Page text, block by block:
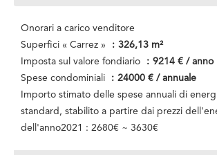
Onorari a carico venditore
Superfici « Carrez »
326,13 m²
Imposta sul valore fondiario
9214 € / anno
Spese condominiali
24000 € / annuale
Importo stimato delle spese annuali di
standard, stabilito a partire dai prezzi
dell'anno2021 : 2680€ ~ 3630€